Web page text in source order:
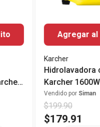
Agregar
Karcher
Hidrolavadora
Karcher
comfort
Vendido por Siman
$199.90
$179.91